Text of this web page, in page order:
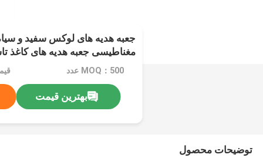
جعبه هدیه های لوکس سفید و
مغناطیسی جعبه هدیه های کاغذ
MOQ：500 عدد
بهترین قیمت
توضیحات محصول